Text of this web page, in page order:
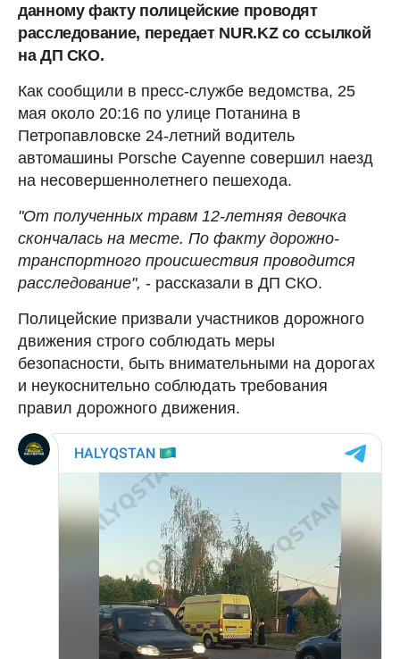
данному факту полицейские проводят
расследование, передает NUR.KZ со ссылкой
на ДП СКО.
Как сообщили в пресс-службе ведомства, 25
мая около 20:16 по улице Потанина в
Петропавловске 24-летний водитель
автомашины Porsche Cayenne совершил наезд
на несовершеннолетнего пешехода.
"От полученных травм 12-летняя девочка
скончалась на месте. По факту дорожно-
транспортного происшествия проводится
расследование", - рассказали в ДП СКО.
Полицейские призвали участников дорожного
движения строго соблюдать меры
безопасности, быть внимательными на дорогах
и неукоснительно соблюдать требования
правил дорожного движения.